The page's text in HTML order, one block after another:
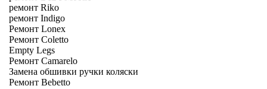
ремонт Riko
ремонт Indigo
Ремонт Lonex
Ремонт Coletto
Empty Legs
Ремонт Camarelo
Замена обшивки ручки коляски
Ремонт Bebetto